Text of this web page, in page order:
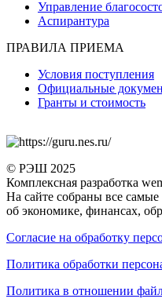
Управление
Аспирантура
ПРАВИЛА ПРИЕМА
Условия поступления
Официальные
Гранты и стоимость
© РЭШ 2025
Комплексная разработка
На сайте собраны все
об экономике, финансах,
Согласие на обработку
Политика обработки
Политика в отношении